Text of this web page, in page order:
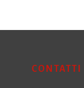
CONTATTI